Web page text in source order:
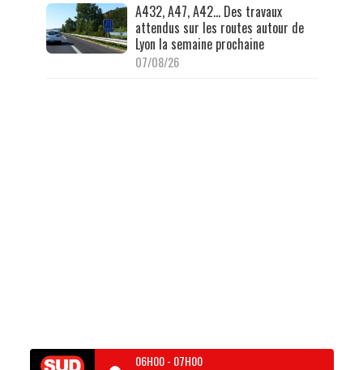
A432, A47, A42… Des travaux
attendus sur les routes autour de
Lyon la semaine prochaine
07/08/26
06H00- 07H00